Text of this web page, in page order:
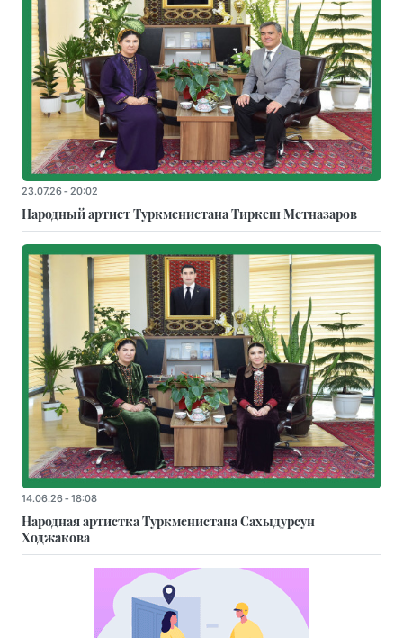
23.07.26 - 20:02
Народный артист Туркменистана Тиркеш Мeтназаров
14.06.26 - 18:08
Народная артистка Туркменистана Сахыдурсун
Ходжакова